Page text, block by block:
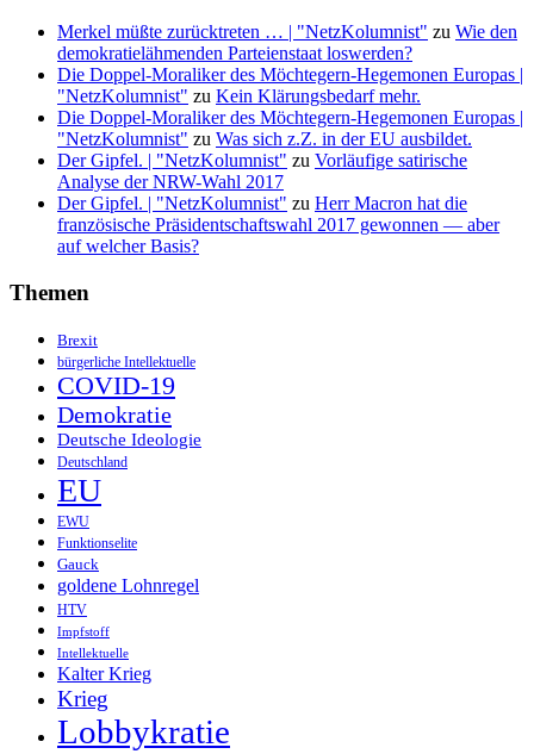
Merkel müßte zurücktreten … | "NetzKolumnist" zu Wie den
demokratielähmenden Parteienstaat loswerden?
Die Doppel-Moraliker des Möchtegern-Hegemonen Europas |
"NetzKolumnist" zu Kein Klärungsbedarf mehr.
Die Doppel-Moraliker des Möchtegern-Hegemonen Europas |
"NetzKolumnist" zu Was sich z.Z. in der EU ausbildet.
Der Gipfel. | "NetzKolumnist" zu Vorläufige satirische
Analyse der NRW-Wahl 2017
Der Gipfel. | "NetzKolumnist" zu Herr Macron hat die
französische Präsidentschaftswahl 2017 gewonnen — aber
auf welcher Basis?
Themen
Brexit
bürgerliche Intellektuelle
COVID-19
Demokratie
Deutsche Ideologie
Deutschland
EU
EWU
Funktionselite
Gauck
goldene Lohnregel
HTV
Impfstoff
Intellektuelle
Kalter Krieg
Krieg
Lobbykratie